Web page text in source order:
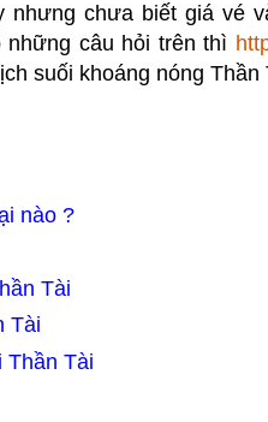
chưa biết giá vé
câu hỏi trên thì
suối khoáng nóng Thần
nào ?
Tài
Tài
Thần Tài